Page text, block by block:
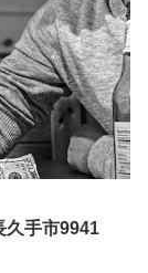
久手市9941